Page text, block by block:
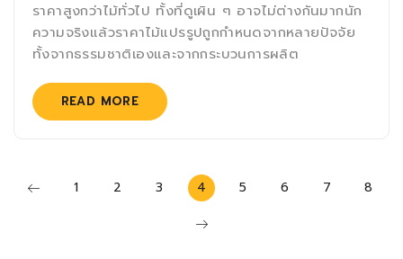
ราคาสูงกว่าไม้ทั่วไป ทั้งที่ดูเผิน ๆ อาจไม่ต่างกันมากนัก
ความจริงแล้วราคาไม้แปรรูปถูกกำหนดจากหลายปัจจัย
ทั้งจากธรรมชาติเองและจากกระบวนการผลิต
READ MORE
1 2 3 4 5 6 7 8